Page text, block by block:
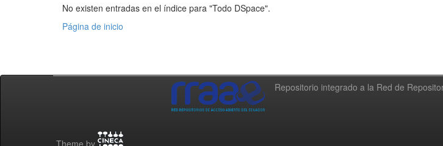
No existen entradas en el índice para "Todo DSpace".
Página de inicio
Repositorio integrado a la Red de